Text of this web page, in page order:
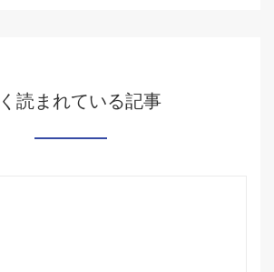
読まれている記事